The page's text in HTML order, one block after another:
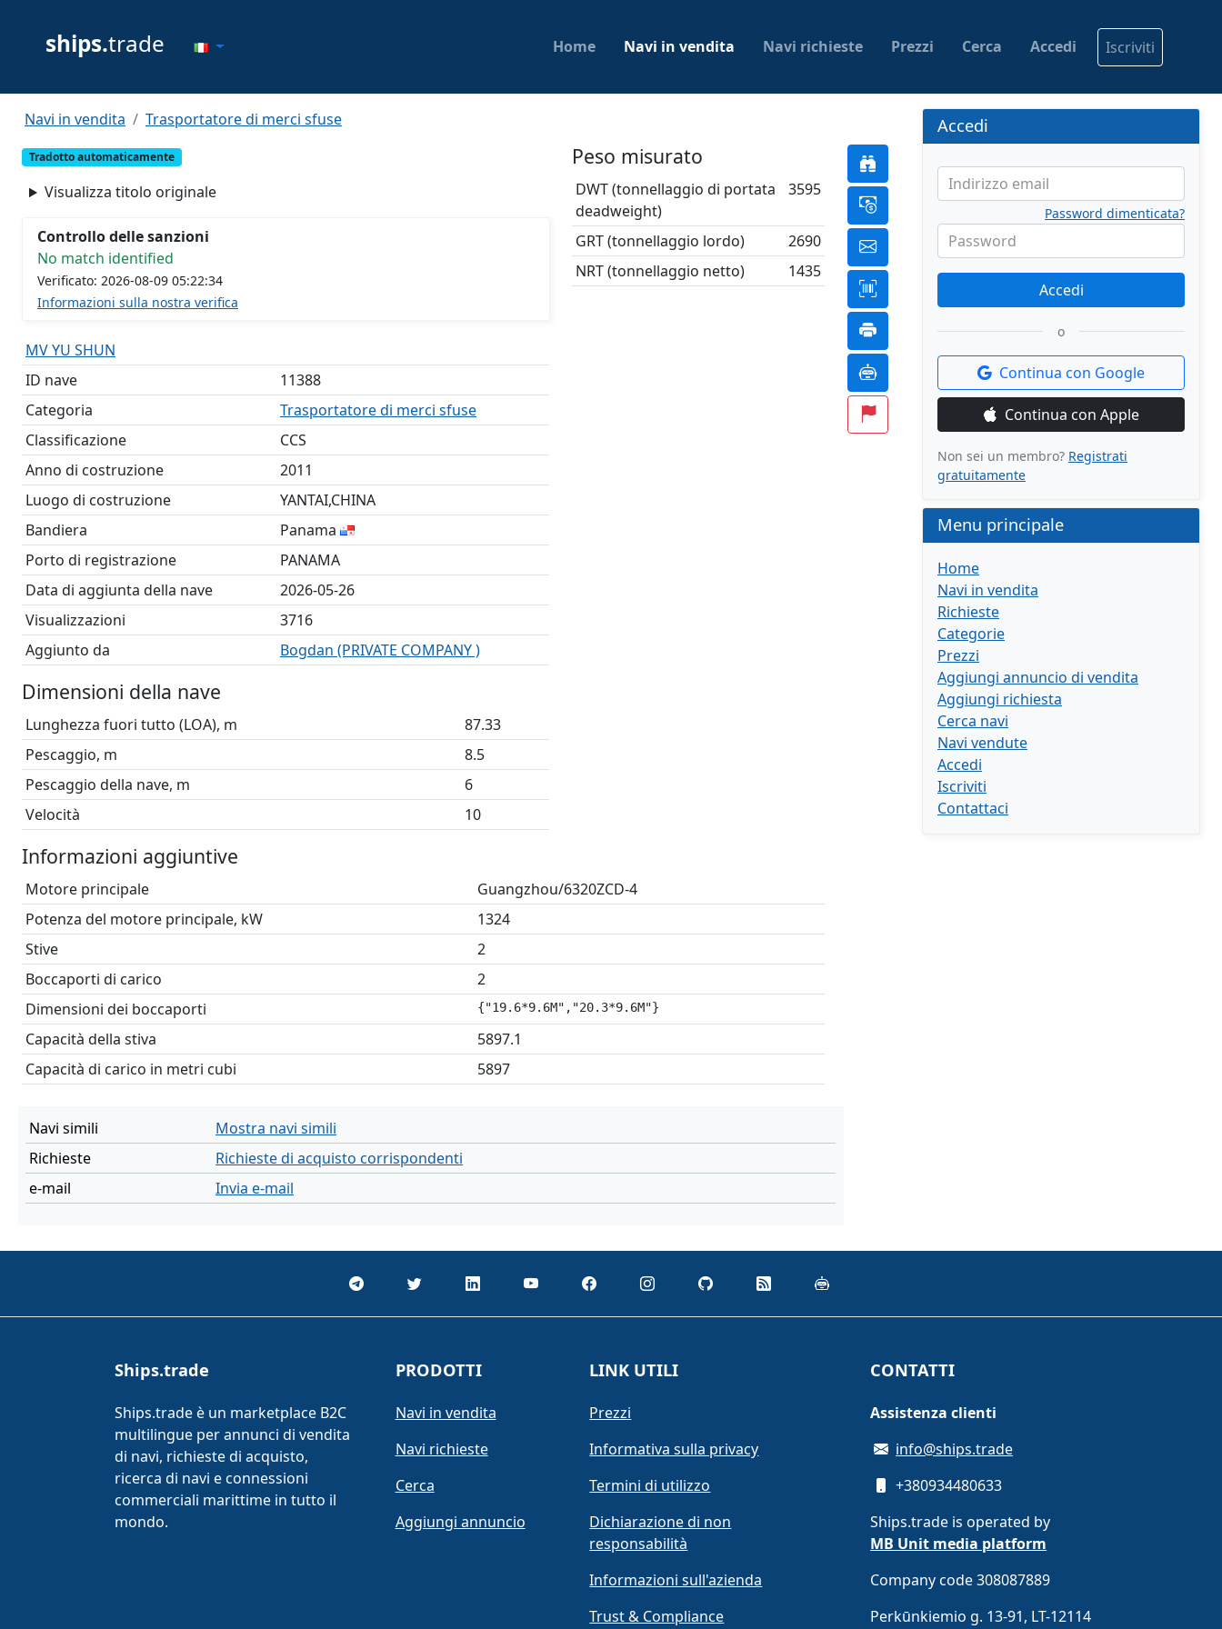
ships.trade Home Navi in vendita Navi richieste Prezzi Cerca Accedi Iscriviti
Navi in vendita Trasportatore di merci sfuse
Tradotto automaticamente
Visualizza titolo originale
Controllo delle sanzioni
No match identified
Verificato: 2026-08-09 05:22:34
Informazioni sulla nostra verifica
MV YU SHUN
ID nave
11388
Categoria
Trasportatore di merci sfuse
Classificazione
CCS
Anno di costruzione
2011
Luogo di costruzione
YANTAI,CHINA
Bandiera
Panama
Porto di registrazione
PANAMA
Data di aggiunta della nave
2026-05-26
Visualizzazioni
3716
Aggiunto da
Bogdan (PRIVATE COMPANY )
Peso misurato
DWT (tonnellaggio di portata
deadweight)
3595
GRT (tonnellaggio lordo)
2690
NRT (tonnellaggio netto)
1435
Dimensioni della nave
Lunghezza fuori tutto (LOA), m
87.33
Pescaggio, m
8.5
Pescaggio della nave, m
6
Velocità
10
Informazioni aggiuntive
Motore principale
Guangzhou/6320ZCD-4
Potenza del motore principale, kW
1324
Stive
2
Boccaporti di carico
2
Dimensioni dei boccaporti
{"19.6*9.6M","20.3*9.6M"}
Capacità della stiva
5897.1
Capacità di carico in metri cubi
5897
Navi simili
Mostra navi simili
Richieste
Richieste di acquisto corrispondenti
e-mail
Invia e-mail
Accedi
Indirizzo email
Password
Password dimenticata?
Accedi
o
Continua con Google
Continua con Apple
Non sei un membro? Registrati
gratuitamente
Menu principale
Home
Navi in vendita
Richieste
Categorie
Prezzi
Aggiungi annuncio di vendita
Aggiungi richiesta
Cerca navi
Navi vendute
Accedi
Iscriviti
Contattaci
Ships.trade
Ships.trade è un marketplace B2C
multilingue per annunci di vendita
di navi, richieste di acquisto,
ricerca di navi e connessioni
commerciali marittime in tutto il
mondo.
PRODOTTI
Navi in vendita
Navi richieste
Cerca
Aggiungi annuncio
LINK UTILI
Prezzi
Informativa sulla privacy
Termini di utilizzo
Dichiarazione di non
responsabilità
Informazioni sull'azienda
Trust & Compliance
CONTATTI
Assistenza clienti
info@ships.trade
+380934480633
Ships.trade is operated by
MB Unit media platform
Company code 308087889
Perkūnkiemio g. 13-91, LT-12114